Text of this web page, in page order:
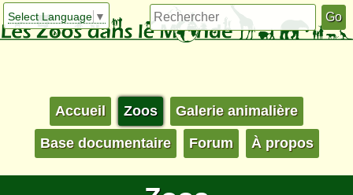
Select Language ▼
Accueil Zoos Galerie animalière
Base documentaire Forum À propos